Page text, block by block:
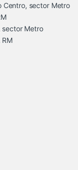
Centro, sector Metro
sector Metro
RM